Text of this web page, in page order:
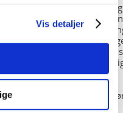
Vis detaljer
Marius Jensens
Museum i Dresden
Friedrich Littmanns
giveren og Franz
Instituts ledelse i
studie- og
link til en presseartikel
Slædepatrulje: